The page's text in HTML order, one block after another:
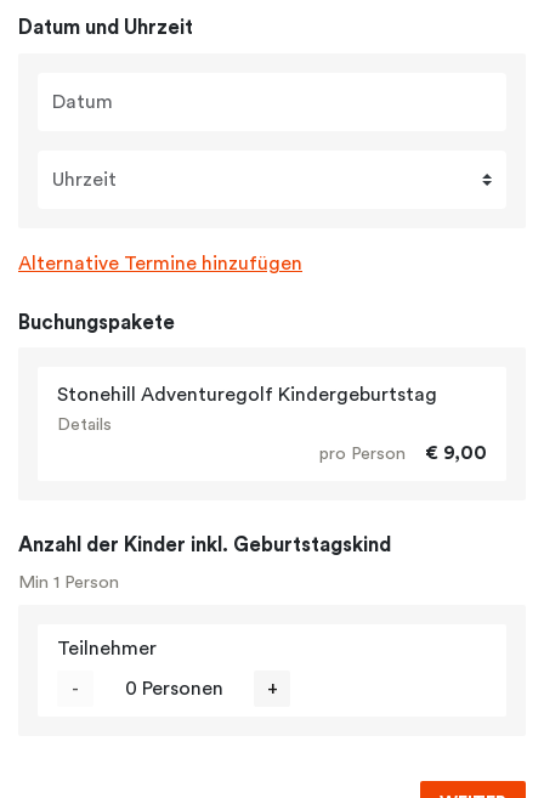
Datum und Uhrzeit
Datum
Uhrzeit
Alternative Termine hinzufügen
Buchungspakete
Stonehill Adventuregolf Kindergeburtstag
Details
pro Person
€ 9,00
Anzahl der Kinder inkl. Geburtstagskind
Min 1 Person
Teilnehmer
- 0 Personen +